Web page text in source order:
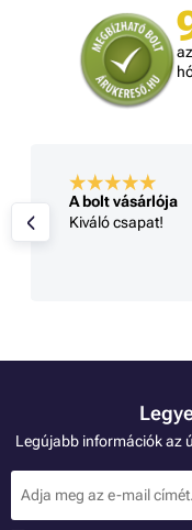
A bolt vásárlója
Kiváló csapat!
Legújabb információk az